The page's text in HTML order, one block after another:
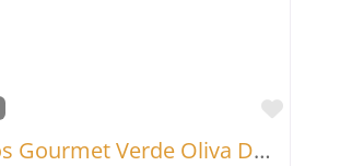
Productos Gourmet Verde Oliva Delicatessen